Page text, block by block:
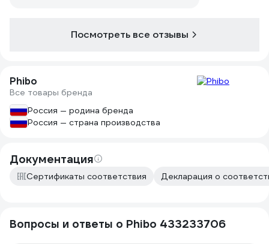
Посмотреть все отзывы
Phibo
Все товары бренда
Россия — родина бренда
Россия — страна производства
Документация
Сертификаты соответствия Декларация о
Вопросы и ответы о Phibo 433233706